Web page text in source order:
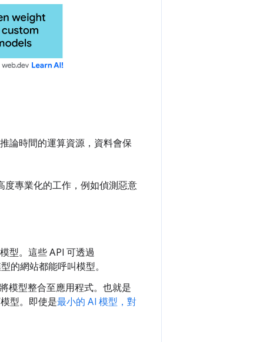
論時間的運算資源，資料會保
度專業化的工作，例如偵測惡意
型。這些 API 可透過
的網站都能呼叫模型。
模型整合至應用程式。也就是
型。即使是最小的 AI 模型，對